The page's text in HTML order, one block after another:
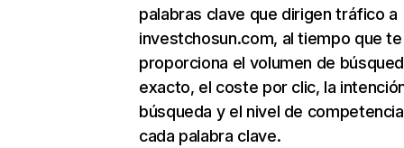
palabras clave que dirigen tráfico a
investchosun.com, al tiempo que te
proporciona el volumen de
exacto, el coste por clic, la
búsqueda y el nivel de
cada palabra clave.